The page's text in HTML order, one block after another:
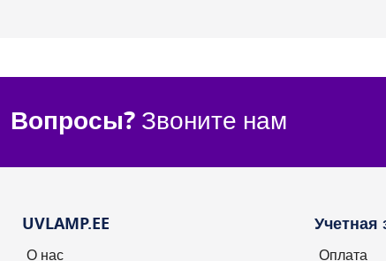
Вопросы?Звоните нам
UVLAMP.EE
О нас
Учетная
Оплата